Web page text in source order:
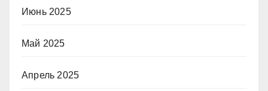
Июнь 2025
Май 2025
Апрель 2025